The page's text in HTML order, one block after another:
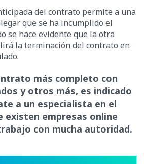
del contrato permite a una
que se ha incumplido el
se hace evidente que la otra
la terminación del contrato en
más completo con
y otros más, es indicado
a un especialista en el
existen empresas online
con mucha autoridad.